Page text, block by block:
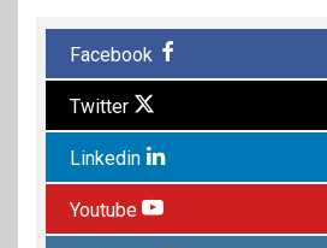
Facebook
Twitter
Linkedin
Youtube